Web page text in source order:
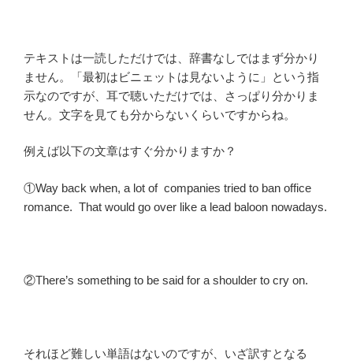
テキストは一読しただけでは、辞書なしではまず分かり
ません。「最初はビニェットは見ないように」という指
示なのですが、耳で聴いただけでは、さっぱり分かりま
せん。文字を見ても分からないくらいですからね。
例えば以下の文章はすぐ分かりますか？
①Way back when, a lot of companies tried to ban office
romance. That would go over like a lead baloon nowadays.
②There’s something to be said for a shoulder to cry on.
それほど難しい単語はないのですが、いざ訳すとなる